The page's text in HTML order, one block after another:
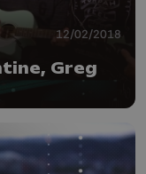
12/02/2018
Greg